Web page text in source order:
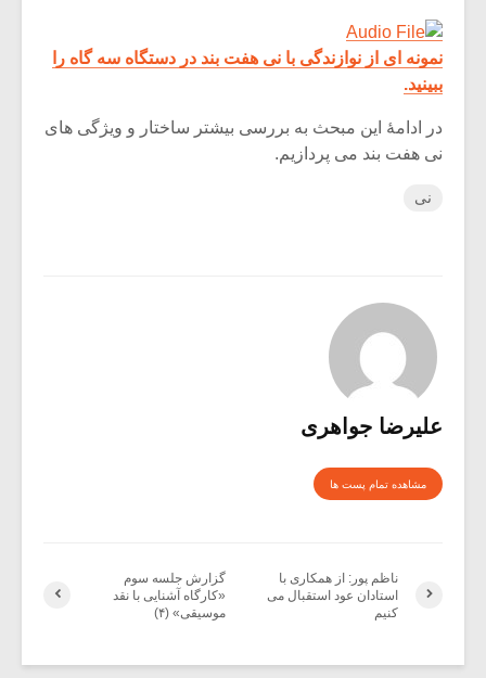
نمونه ای از نوازندگی با نی هفت بند در دستگاه سه گاه را
ببینید.
در ادامۀ این مبحث به بررسی بیشتر ساختار و ویژگی های
نی هفت بند می پردازیم.
نی
علیرضا جواهری
مشاهده تمام پست ها
گزارش جلسه سوم
«کارگاه آشنایی با نقد
موسیقی» (۴)
ناظم پور: از همکاری با
استادان عود استقبال می
کنیم